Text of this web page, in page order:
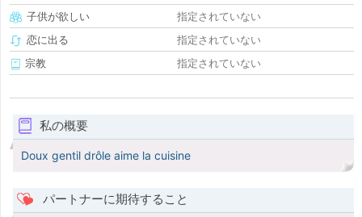
子供が欲しい
指定されていない
恋に出る
指定されていない
宗教
指定されていない
私の概要
Doux gentil drôle aime la cuisine
パートナーに期待すること